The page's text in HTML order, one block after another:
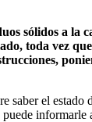
sólidos a la
toda vez
saber el estado
informarle